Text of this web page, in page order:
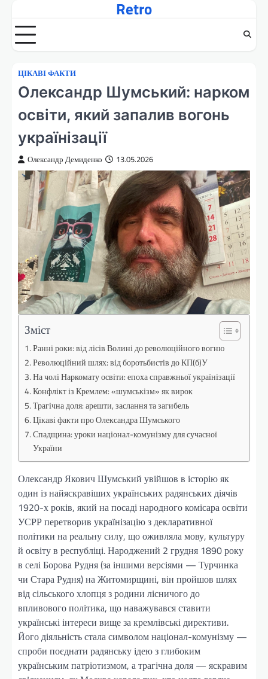
вмісту
Retro
ЦІКАВІ ФАКТИ
Олександр Шумський: нарком
освіти, який запалив вогонь
українізації
Олександр Демиденко 13.05.2026
Зміст
Ранні роки: від лісів Волині до революційного вогню
Революційний шлях: від боротьбистів до КП(б)У
На чолі Наркомату освіти: епоха справжньої українізації
Конфлікт із Кремлем: «шумськізм» як вирок
Трагічна доля: арешти, заслання та загибель
Цікаві факти про Олександра Шумського
Спадщина: уроки націонал-комунізму для сучасної
України
Олександр Якович Шумський увійшов в історію як
один із найяскравіших українських радянських діячів
1920-х років, який на посаді народного комісара освіти
УСРР перетворив українізацію з декларативної
політики на реальну силу, що оживляла мову, культуру
й освіту в республіці. Народжений 2 грудня 1890 року
в селі Борова Рудня (за іншими версіями — Турчинка
чи Стара Рудня) на Житомирщині, він пройшов шлях
від сільського хлопця з родини лісничого до
впливового політика, що наважувався ставити
українські інтереси вище за кремлівські директиви.
Його діяльність стала символом націонал-комунізму —
спроби поєднати радянську ідею з глибоким
українським патріотизмом, а трагічна доля — яскравим